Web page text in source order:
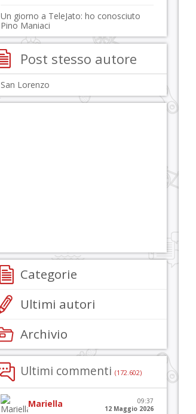
Un giorno a TeleJato: ho conosciuto
Pino Maniaci
Post stesso autore
San Lorenzo
Categorie
Ultimi autori
Archivio
Ultimi commenti (172.602)
Mariella
09:37
12 Maggio 2026